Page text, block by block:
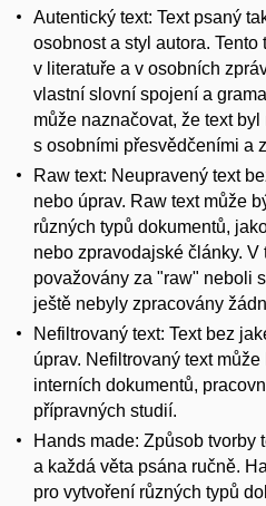
Autentický text: Text psaný
osobnost a styl autora.
v literatuře a v osobních
vlastní slovní spojení a
může naznačovat, že text
s osobními přesvědčeními a
Raw text: Neupravený text
nebo úprav. Raw text může
různých typů dokumentů,
nebo zpravodajské články. V
považovány za "raw" neboli
ještě nebyly zpracovány
Nefiltrovaný text: Text bez
úprav. Nefiltrovaný text
interních dokumentů,
přípravných studií.
Hands made: Způsob tvorby
a každá věta psána ručně.
pro vytvoření různých typů